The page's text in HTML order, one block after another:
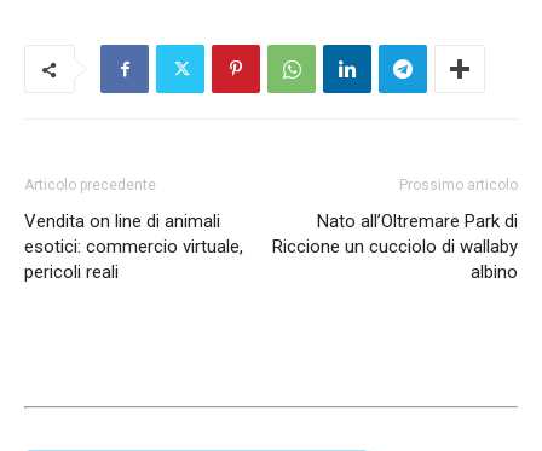
Articolo precedente
Vendita on line di animali
esotici: commercio virtuale,
pericoli reali
Prossimo articolo
Nato all’Oltremare Park di
Riccione un cucciolo di wallaby
albino